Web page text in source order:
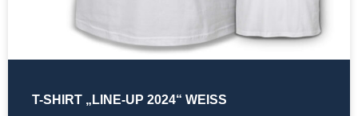
T-SHIRT „LINE-UP 2024“ WEISS